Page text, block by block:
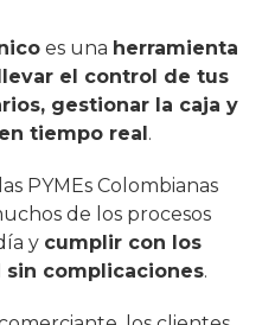
es una herramienta
el control de tus
gestionar la caja y
tiempo real.
PYMEs Colombianas
de los procesos
y cumplir con los
sin complicaciones.